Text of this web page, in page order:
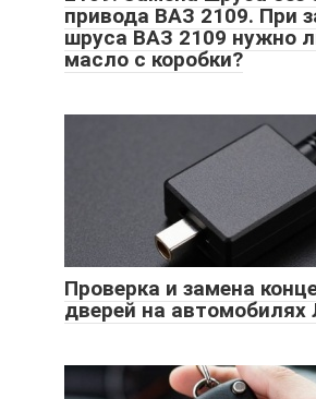
привода ВАЗ 2109. При
шруса ВАЗ 2109 нужно
масло с коробки?
Проверка и замена
дверей на автомобилях